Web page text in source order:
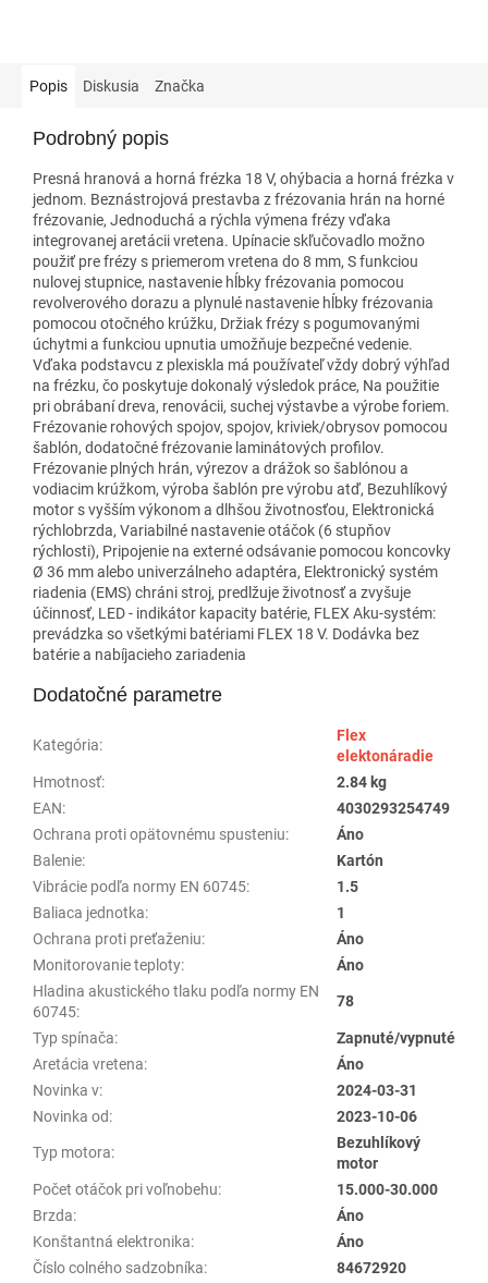
Popis Diskusia Značka
Podrobný popis
Presná hranová a horná frézka 18 V, ohýbacia a horná frézka v
jednom. Beznástrojová prestavba z frézovania hrán na horné
frézovanie, Jednoduchá a rýchla výmena frézy vďaka
integrovanej aretácii vretena. Upínacie skľučovadlo možno
použiť pre frézy s priemerom vretena do 8 mm, S funkciou
nulovej stupnice, nastavenie hĺbky frézovania pomocou
revolverového dorazu a plynulé nastavenie hĺbky frézovania
pomocou otočného krúžku, Držiak frézy s pogumovanými
úchytmi a funkciou upnutia umožňuje bezpečné vedenie.
Vďaka podstavcu z plexiskla má používateľ vždy dobrý výhľad
na frézku, čo poskytuje dokonalý výsledok práce, Na použitie
pri obrábaní dreva, renovácii, suchej výstavbe a výrobe foriem.
Frézovanie rohových spojov, spojov, kriviek/obrysov pomocou
šablón, dodatočné frézovanie laminátových profilov.
Frézovanie plných hrán, výrezov a drážok so šablónou a
vodiacim krúžkom, výroba šablón pre výrobu atď, Bezuhlíkový
motor s vyšším výkonom a dlhšou životnosťou, Elektronická
rýchlobrzda, Variabilné nastavenie otáčok (6 stupňov
rýchlosti), Pripojenie na externé odsávanie pomocou koncovky
Ø 36 mm alebo univerzálneho adaptéra, Elektronický systém
riadenia (EMS) chráni stroj, predlžuje životnosť a zvyšuje
účinnosť, LED - indikátor kapacity batérie, FLEX Aku-systém:
prevádzka so všetkými batériami FLEX 18 V. Dodávka bez
batérie a nabíjacieho zariadenia
Dodatočné parametre
Kategória:
Flex
elektonáradie
Hmotnosť:
2.84 kg
EAN:
4030293254749
Ochrana proti opätovnému spusteniu:
Áno
Balenie:
Kartón
Vibrácie podľa normy EN 60745:
1.5
Baliaca jednotka:
1
Ochrana proti preťaženiu:
Áno
Monitorovanie teploty:
Áno
Hladina akustického tlaku podľa normy EN
60745:
78
Typ spínača:
Zapnuté/vypnuté
Aretácia vretena:
Áno
Novinka v:
2024-03-31
Novinka od: 2023-10-06
Typ motora:
Bezuhlíkový
motor
Počet otáčok pri voľnobehu:
15.000-30.000
Brzda:
Áno
Konštantná elektronika:
Áno
Číslo colného sadzobníka:
84672920